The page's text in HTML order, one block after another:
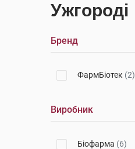
Ужгороді
Бренд
ФармБіотек (2)
Виробник
Біофарма (6)